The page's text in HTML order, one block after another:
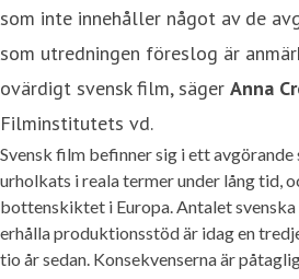
som inte innehåller något av de
som utredningen föreslog är
ovärdigt svensk film, säger Anna
Filminstitutets vd.
Svensk film befinner sig i ett
urholkats i reala termer under lång tid,
bottenskiktet i Europa. Antalet
erhålla produktionsstöd är idag en
tio år sedan. Konsekvenserna är